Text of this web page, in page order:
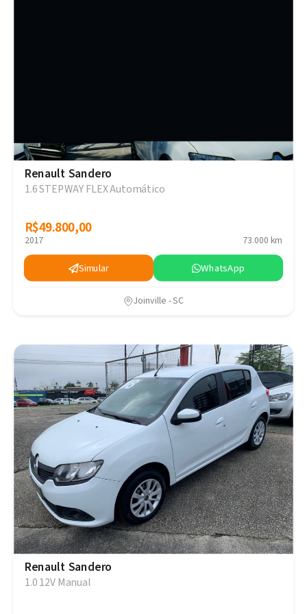
Renault Sandero
1.6 STEPWAY FLEX Automático
R$49.800,00
R$49.800,00
2017 73.000 km
Simular WhatsApp
Joinville - SC
Renault Sandero
1.0 12V Manual